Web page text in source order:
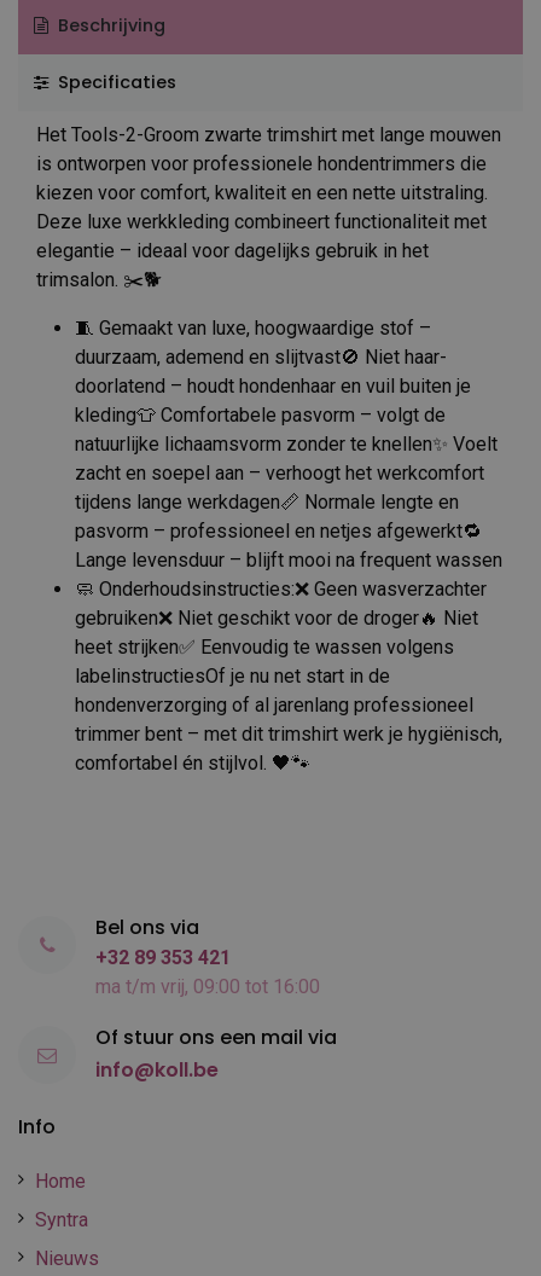
Beschrijving
Specificaties
Het Tools-2-Groom zwarte trimshirt met lange mouwen
is ontworpen voor professionele hondentrimmers die
kiezen voor comfort, kwaliteit en een nette uitstraling.
Deze luxe werkkleding combineert functionaliteit met
elegantie – ideaal voor dagelijks gebruik in het
trimsalon. ✂️🐕
🧵 Gemaakt van luxe, hoogwaardige stof –
duurzaam, ademend en slijtvast🚫 Niet haar-
doorlatend – houdt hondenhaar en vuil buiten je
kleding👕 Comfortabele pasvorm – volgt de
natuurlijke lichaamsvorm zonder te knellen✨ Voelt
zacht en soepel aan – verhoogt het werkcomfort
tijdens lange werkdagen📏 Normale lengte en
pasvorm – professioneel en netjes afgewerkt🔁
Lange levensduur – blijft mooi na frequent wassen
🧼 Onderhoudsinstructies:❌ Geen wasverzachter
gebruiken❌ Niet geschikt voor de droger🔥 Niet
heet strijken✅ Eenvoudig te wassen volgens
labelinstructiesOf je nu net start in de
hondenverzorging of al jarenlang professioneel
trimmer bent – met dit trimshirt werk je hygiënisch,
comfortabel én stijlvol. 🖤🐾
Info
Home
Syntra
Nieuws
Bel ons via
+32 89 353 421
ma t/m vrij, 09:00 tot 16:00
Of stuur ons een mail via
info@koll.be